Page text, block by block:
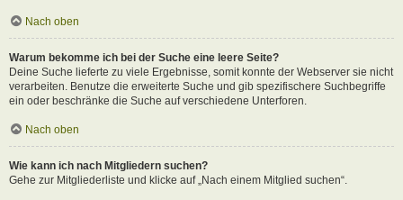
Nach oben
Warum bekomme ich bei der Suche eine leere Seite?
Deine Suche lieferte zu viele Ergebnisse, somit konnte der Webserver sie nicht
verarbeiten. Benutze die erweiterte Suche und gib spezifischere Suchbegriffe
ein oder beschränke die Suche auf verschiedene Unterforen.
Nach oben
Wie kann ich nach Mitgliedern suchen?
Gehe zur Mitgliederliste und klicke auf „Nach einem Mitglied suchen“.